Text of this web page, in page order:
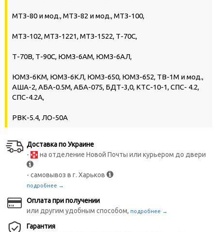
МТЗ-80 и мод., МТЗ-82 и мод., МТЗ-100,
МТЗ-102, МТЗ-1221, МТЗ-1522, Т-70С,
Т-70В, Т-90С, ЮМЗ-6АМ, ЮМЗ-6АЛ,
ЮМЗ-6КМ, ЮМЗ-6КЛ, ЮМЗ-650, ЮМЗ-652, ТВ-1М и мод.,
АША-2, АБА-0.5М, АБА-075, БДТ-3,0, КТС-10-1, СПС- 4.2,
СПС-4.2А,
РВК-5.4, ЛО-50А
Доставка по Украине
-
на отделение Новой Почты или курьером до двери
- самовывоз в г. Харьков
подробнее →
Оплата при получении
или другим удобным способом, подробнее →
Гарантия